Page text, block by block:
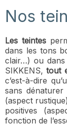
Nos
Les teintes
dans les tons
clair…) ou dans
SIKKENS, tout
c’est-à-dire
sans
(aspect
positives
fonction de